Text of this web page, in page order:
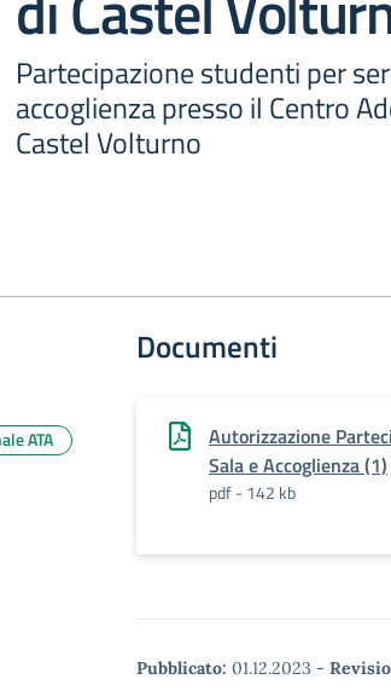
Partecipazione studenti per
accoglienza presso il Centro
Castel Volturno
Documenti
Autorizzazione
Sala e Accoglienza (1)
pdf - 142 kb
Pubblicato: 01.12.2023 -
ATA